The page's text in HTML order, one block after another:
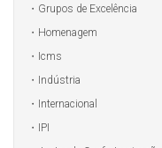
Grupos de Excelência
Homenagem
Icms
Indústria
Internacional
IPI